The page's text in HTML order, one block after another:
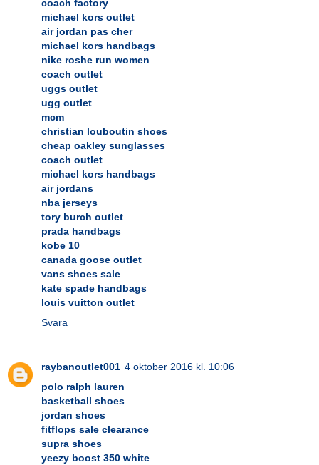
coach factory
michael kors outlet
air jordan pas cher
michael kors handbags
nike roshe run women
coach outlet
uggs outlet
ugg outlet
mcm
christian louboutin shoes
cheap oakley sunglasses
coach outlet
michael kors handbags
air jordans
nba jerseys
tory burch outlet
prada handbags
kobe 10
canada goose outlet
vans shoes sale
kate spade handbags
louis vuitton outlet
Svara
raybanoutlet001 4 oktober 2016 kl. 10:06
polo ralph lauren
basketball shoes
jordan shoes
fitflops sale clearance
supra shoes
yeezy boost 350 white